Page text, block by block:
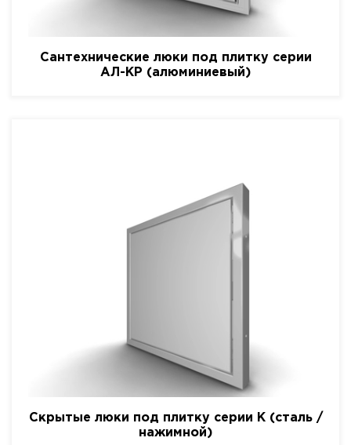
Сантехнические люки под плитку серии
АЛ-КР (алюминиевый)
Скрытые люки под плитку серии K (сталь /
нажимной)